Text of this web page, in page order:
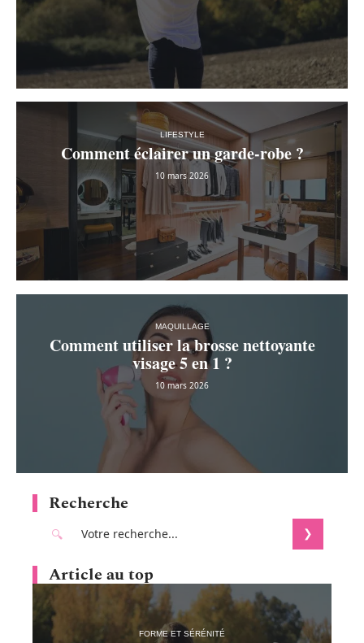
LIFESTYLE
Comment éclairer un garde-robe ?
10 mars 2026
MAQUILLAGE
Comment utiliser la brosse nettoyante
visage 5 en 1 ?
10 mars 2026
Recherche
Article au top
FORME ET SÉRÉNITÉ